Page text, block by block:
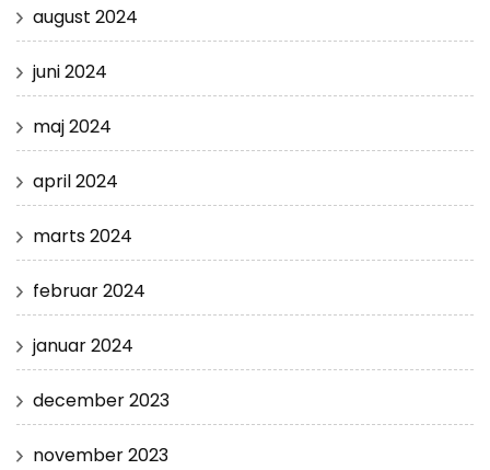
august 2024
juni 2024
maj 2024
april 2024
marts 2024
februar 2024
januar 2024
december 2023
november 2023